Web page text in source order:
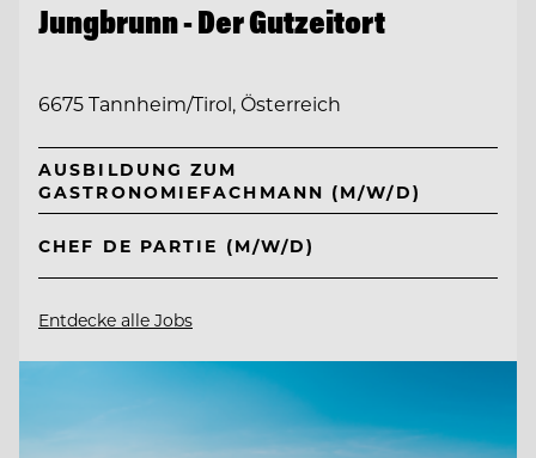
Jungbrunn - Der Gutzeitort
6675 Tannheim/Tirol, Österreich
AUSBILDUNG ZUM
GASTRONOMIEFACHMANN (M/W/D)
CHEF DE PARTIE (M/W/D)
Entdecke alle Jobs